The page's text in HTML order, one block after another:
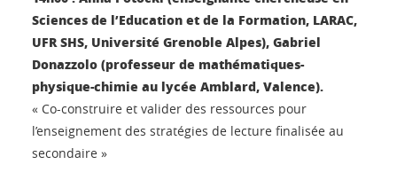
Sciences de l’Education et de la Formation, LARAC,
UFR SHS, Université Grenoble Alpes), Gabriel
Donazzolo (professeur de mathématiques-
physique-chimie au lycée Amblard, Valence).
« Co-construire et valider des ressources pour
l’enseignement des stratégies de lecture finalisée au
secondaire »